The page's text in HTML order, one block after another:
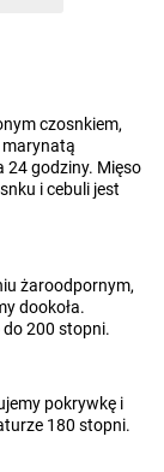
czosnkiem,
marynatą
24 godziny. Mięso
i cebuli jest
żaroodpornym,
dookoła.
200 stopni.
pokrywkę i
180 stopni.